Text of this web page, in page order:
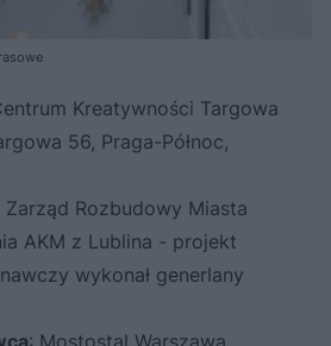
Kreatywności Targowa
56, Praga-Północ,
Zarząd Rozbudowy Miasta
AKM z Lublina - projekt
wykonał generlany
: Mostostal Warszawa